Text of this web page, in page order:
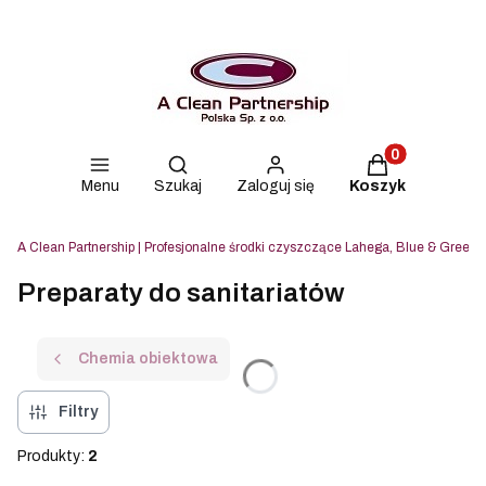
Menu
Otwórz wyszukiwarkę
Szukaj Zaloguj się
Produkty w
Koszyk
A Clean Partnership | Profesjonalne środki czyszczące Lahega, Blue & Green
Preparaty do sanitariatów
Chemia obiektowa
Filtry
Produkty: 2